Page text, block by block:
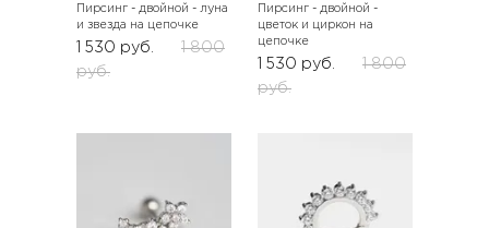
Пирсинг - двойной - луна
и звезда на цепочке
1 530 руб.
1 800
руб.
Пирсинг - двойной -
цветок и циркон на
цепочке
1 530 руб.
1 800
руб.